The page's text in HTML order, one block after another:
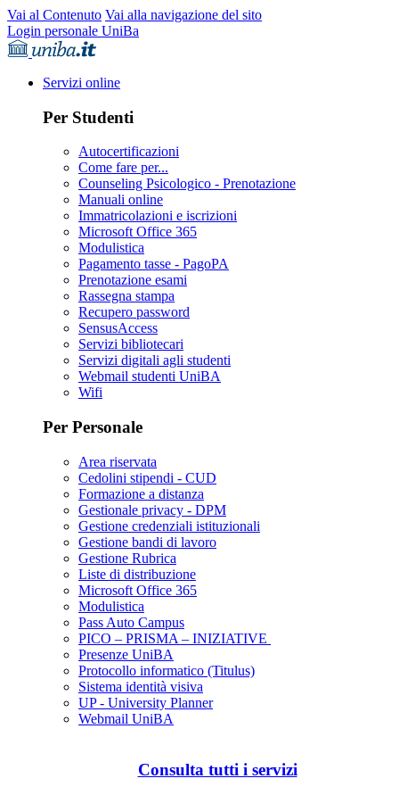
Vai al Contenuto Vai alla navigazione del sito
Login personale UniBa
Servizi online
Per Studenti
Autocertificazioni
Come fare per...
Counseling Psicologico - Prenotazione
Manuali online
Immatricolazioni e iscrizioni
Microsoft Office 365
Modulistica
Pagamento tasse - PagoPA
Prenotazione esami
Rassegna stampa
Recupero password
SensusAccess
Servizi bibliotecari
Servizi digitali agli studenti
Webmail studenti UniBA
Wifi
Per Personale
Area riservata
Cedolini stipendi - CUD
Formazione a distanza
Gestionale privacy - DPM
Gestione credenziali istituzionali
Gestione bandi di lavoro
Gestione Rubrica
Liste di distribuzione
Microsoft Office 365
Modulistica
Pass Auto Campus
PICO – PRISMA – INIZIATIVE
Presenze UniBA
Protocollo informatico (Titulus)
Sistema identità visiva
UP - University Planner
Webmail UniBA
Consulta tutti i servizi